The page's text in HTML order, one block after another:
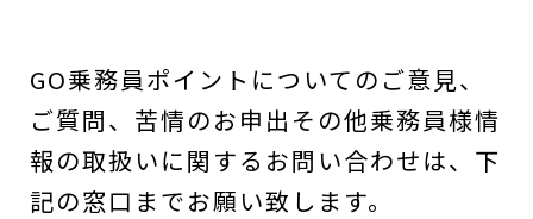
GO乗務員ポイントについてのご意見、
ご質問、苦情のお申出その他乗務員様情
報の取扱いに関するお問い合わせは、下
記の窓口までお願い致します。